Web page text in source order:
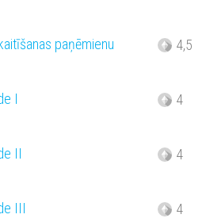
paņēmienu 4,5
I 4
II 4
III 4